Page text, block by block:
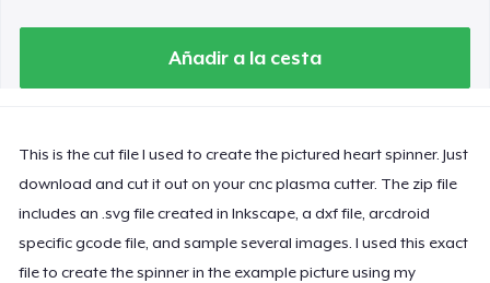
Añadir a la cesta
This is the cut file I used to create the pictured heart spinner. Just
download and cut it out on your cnc plasma cutter. The zip file
includes an .svg file created in Inkscape, a dxf file, arcdroid
specific gcode file, and sample several images. I used this exact
file to create the spinner in the example picture using my